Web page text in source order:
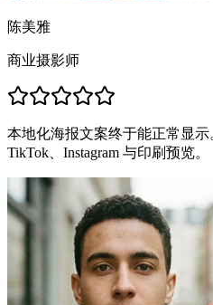
陈美雅
商业摄影师
本地化海报文案终于能正常显
TikTok、Instagram 与印刷预览。